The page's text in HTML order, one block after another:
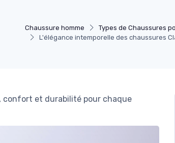
Chaussure homme Types de Chaussures
L'élégance intemporelle des chaussures
confort et durabilité pour chaque